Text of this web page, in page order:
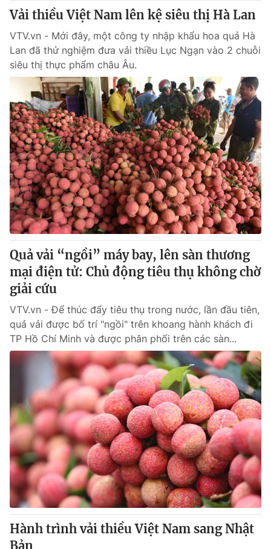
® Cấm sao chép dưới mọi hình thức nếu không có sự chấp
thuận bằng văn bản. Ghi rõ nguồn VTV.vn khi phát hành lại
thông tin từ website này.
Vải thiều Việt Nam lên kệ siêu thị Hà Lan
VTV.vn - Mới đây, một công ty nhập khẩu hoa quả Hà
Lan đã thử nghiệm đưa vải thiều Lục Ngạn vào 2 chuỗi
siêu thị thực phẩm châu Âu.
Quả vải “ngồi” máy bay, lên sàn thương
mại điện tử: Chủ động tiêu thụ không chờ
giải cứu
VTV.vn - Để thúc đẩy tiêu thụ trong nước, lần đầu tiên,
quả vải được bố trí "ngồi" trên khoang hành khách đi
TP Hồ Chí Minh và được phân phối trên các sàn...
Hành trình vải thiều Việt Nam sang Nhật
Bản